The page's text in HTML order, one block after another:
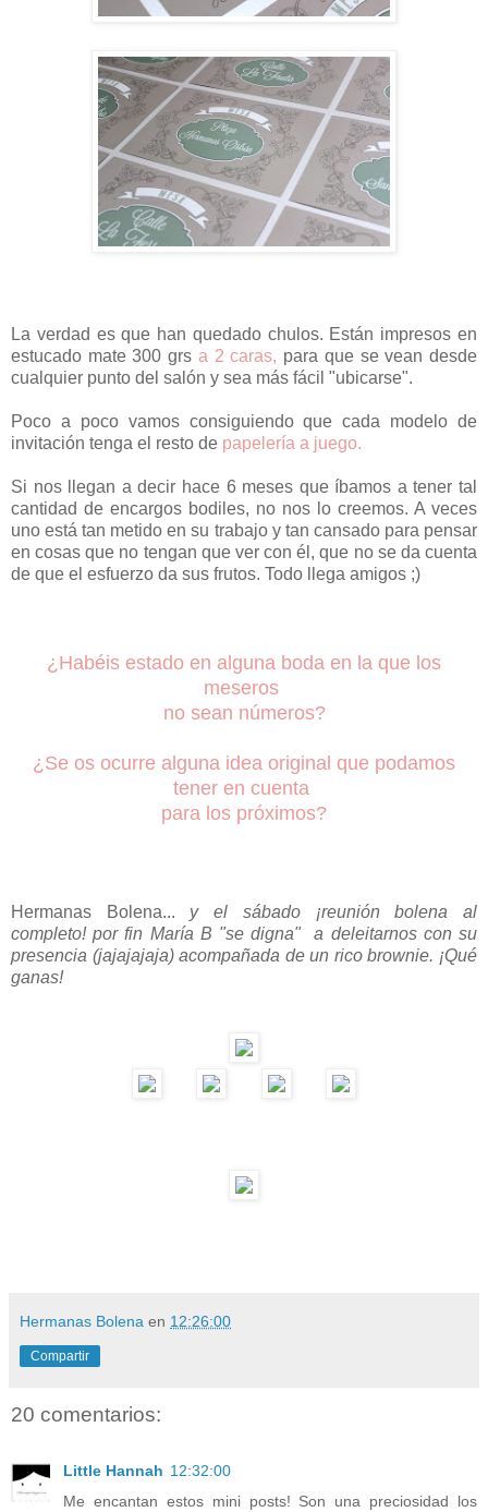
La verdad es que han quedado chulos. Están impresos en
estucado mate 300 grs a 2 caras, para que se vean desde
cualquier punto del salón y sea más fácil "ubicarse".
Poco a poco vamos consiguiendo que cada modelo de
invitación tenga el resto de papelería a juego.
Si nos llegan a decir hace 6 meses que íbamos a tener tal
cantidad de encargos bodiles, no nos lo creemos. A veces
uno está tan metido en su trabajo y tan cansado para pensar
en cosas que no tengan que ver con él, que no se da cuenta
de que el esfuerzo da sus frutos. Todo llega amigos ;)
¿Habéis estado en alguna boda en la que los
meseros
no sean números?
¿Se os ocurre alguna idea original que podamos
tener en cuenta
para los próximos?
Hermanas Bolena... y el sábado ¡reunión bolena al
completo! por fin María B "se digna" a deleitarnos con su
presencia (jajajajaja)acompañada de un rico brownie. ¡Qué
ganas!
Hermanas Bolena en 12:26:00
Compartir
20 comentarios:
Little Hannah 12:32:00
Me encantan estos mini posts! Son una preciosidad los